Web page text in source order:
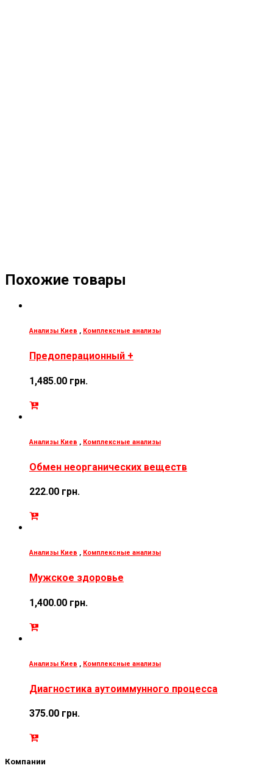
Похожие товары
Анализы Киев , Комплексные анализы
Предоперационный +
1,485.00 грн.
Анализы Киев , Комплексные анализы
Обмен неорганических веществ
222.00 грн.
Анализы Киев , Комплексные анализы
Мужское здоровье
1,400.00 грн.
Анализы Киев , Комплексные анализы
Диагностика аутоиммунного процесса
375.00 грн.
Компании